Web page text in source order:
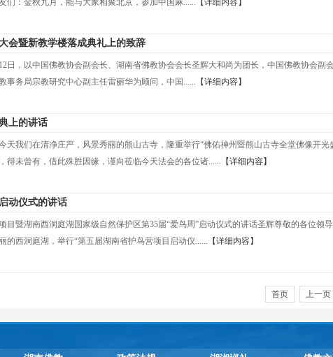
们：金秋九月，能与大家相聚北京，参加中国麻...... 【详细内容】
会暨新教学楼落成典礼上的致辞
日，以中国佛教协会副会长、湖南省佛教协会会长圣辉大和尚为团长，中国佛教协会副
事务局宗教研究中心副主任雷丽华为顾问，中国...... 【详细内容】
上的讲话
天我们在清净庄严，风景秀丽的熊山古寺，隆重举行“佛佑神州暨熊山古寺全堂佛像开
得未曾有，借此殊胜因缘，谨向莅临今天法会的各位诸...... 【详细内容】
动仪式的讲话
目暨湖南西洞庭湖国家级自然保护区第35届“爱鸟周”启动仪式的讲话圣辉尊敬的各位领
的西洞庭湖，举行“第五届湖南省护鸟营项目启动仪...... 【详细内容】
首页 上一页